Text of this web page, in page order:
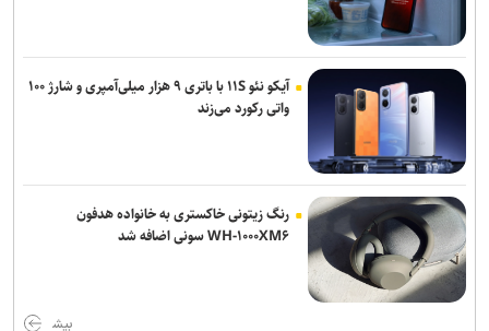
آیکو نئو ۱۱S با باتری ۹ هزار میلی‌آمپری و شارژ ۱۰۰
واتی رکورد می‌زند
رنگ زیتونی خاکستری به خانواده هدفون
WH-۱۰۰۰XM۶ سونی اضافه شد
بیش